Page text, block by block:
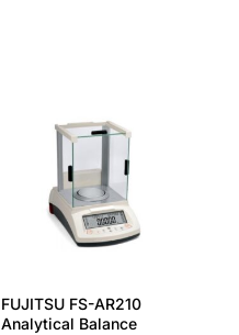
FUJITSU FS-AR210
Analytical Balance